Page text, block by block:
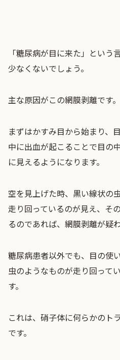
「糖尿病が目に来た」とい
少なくないでしょう。
主な原因がこの網膜剥離です。
まずはかすみ目から始まり、
中に出血が起こることで目の
に見えるようになります。
空を見上げた時、黒い線状の
走り回っているのが見え、そ
るのであれば、網膜剥離が疑わ
糖尿病患者以外でも、目の使
虫のようなものが走り回って
す。
これは、硝子体に何らかのト
です。